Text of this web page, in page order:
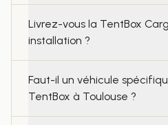
Livrez-vous la TentBox
installation ?
Faut-il un véhicule
TentBox à Toulouse ?